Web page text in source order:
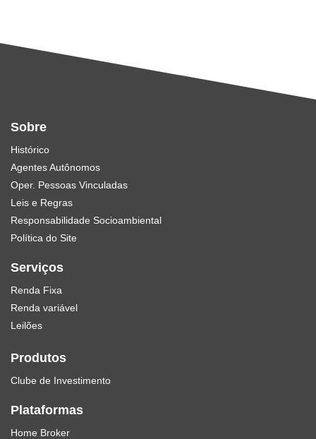
Sobre
Histórico
Agentes Autônomos
Oper. Pessoas Vinculadas
Leis e Regras
Responsabilidade Socioambiental
Política do Site
Serviços
Renda Fixa
Renda variável
Leilões
Produtos
Clube de Investimento
Plataformas
Home Broker